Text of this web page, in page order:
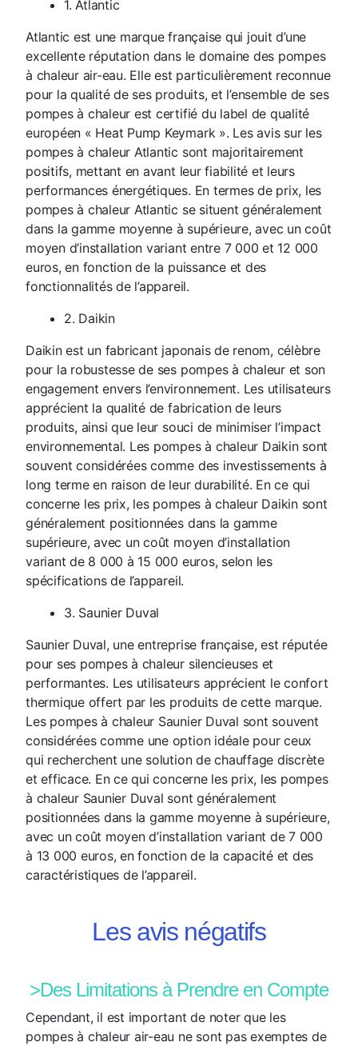
1. Atlantic
Atlantic est une marque française qui jouit d’une
excellente réputation dans le domaine des pompes
à chaleur air-eau. Elle est particulièrement reconnue
pour la qualité de ses produits, et l’ensemble de ses
pompes à chaleur est certifié du label de qualité
européen « Heat Pump Keymark ». Les avis sur les
pompes à chaleur Atlantic sont majoritairement
positifs, mettant en avant leur fiabilité et leurs
performances énergétiques. En termes de prix, les
pompes à chaleur Atlantic se situent généralement
dans la gamme moyenne à supérieure, avec un coût
moyen d’installation variant entre 7 000 et 12 000
euros, en fonction de la puissance et des
fonctionnalités de l’appareil.
2. Daikin
Daikin est un fabricant japonais de renom, célèbre
pour la robustesse de ses pompes à chaleur et son
engagement envers l’environnement. Les utilisateurs
apprécient la qualité de fabrication de leurs
produits, ainsi que leur souci de minimiser l’impact
environnemental. Les pompes à chaleur Daikin sont
souvent considérées comme des investissements à
long terme en raison de leur durabilité. En ce qui
concerne les prix, les pompes à chaleur Daikin sont
généralement positionnées dans la gamme
supérieure, avec un coût moyen d’installation
variant de 8 000 à 15 000 euros, selon les
spécifications de l’appareil.
3. Saunier Duval
Saunier Duval, une entreprise française, est réputée
pour ses pompes à chaleur silencieuses et
performantes. Les utilisateurs apprécient le confort
thermique offert par les produits de cette marque.
Les pompes à chaleur Saunier Duval sont souvent
considérées comme une option idéale pour ceux
qui recherchent une solution de chauffage discrète
et efficace. En ce qui concerne les prix, les pompes
à chaleur Saunier Duval sont généralement
positionnées dans la gamme moyenne à supérieure,
avec un coût moyen d’installation variant de 7 000
à 13 000 euros, en fonction de la capacité et des
caractéristiques de l’appareil.
Les avis négatifs
>Des Limitations à Prendre en Compte
Cependant, il est important de noter que les
pompes à chaleur air-eau ne sont pas exemptes de